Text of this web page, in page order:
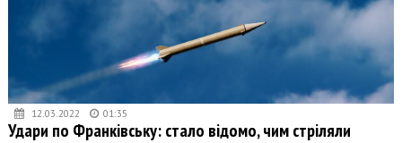
12.03.2022 01:35
Удари по Франківську: стало відомо, чим стріляли